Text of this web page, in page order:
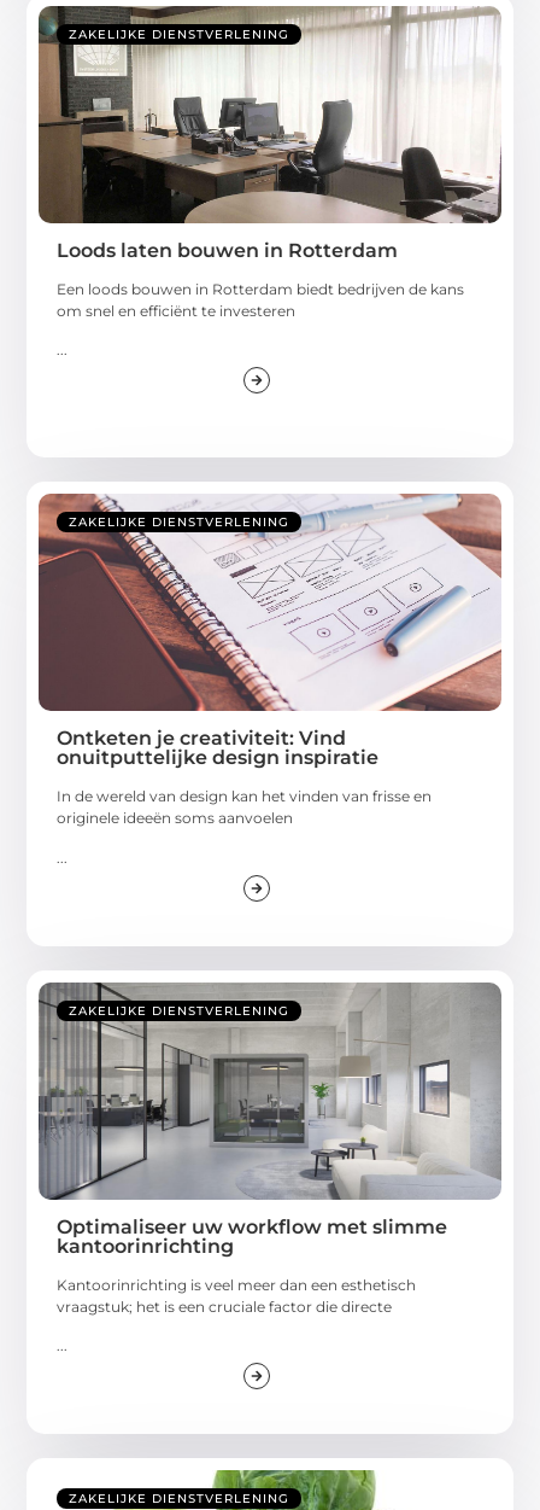
ZAKELIJKE DIENSTVERLENING
Loods laten bouwen in Rotterdam
Een loods bouwen in Rotterdam biedt bedrijven de kans
om snel en efficiënt te investeren
...
ZAKELIJKE DIENSTVERLENING
Ontketen je creativiteit: Vind
onuitputtelijke design inspiratie
In de wereld van design kan het vinden van frisse en
originele ideeën soms aanvoelen
ZAKELIJKE DIENSTVERLENING
Optimaliseer uw workflow met slimme
kantoorinrichting
Kantoorinrichting is veel meer dan een esthetisch
vraagstuk; het is een cruciale factor die directe
...
ZAKELIJKE DIENSTVERLENING